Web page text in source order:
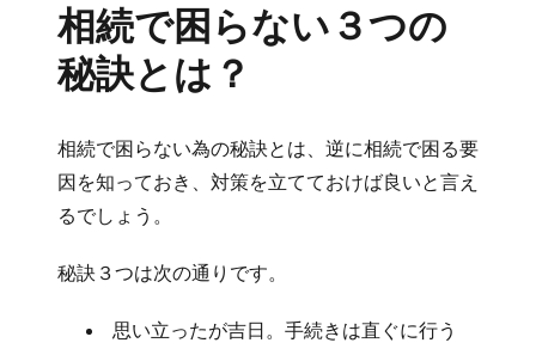
相続で困らない３つの
秘訣とは？
相続で困らない為の秘訣とは、逆に相続で困る要
因を知っておき、対策を立てておけば良いと言え
るでしょう。
秘訣３つは次の通りです。
思い立ったが吉日。手続きは直ぐに行う